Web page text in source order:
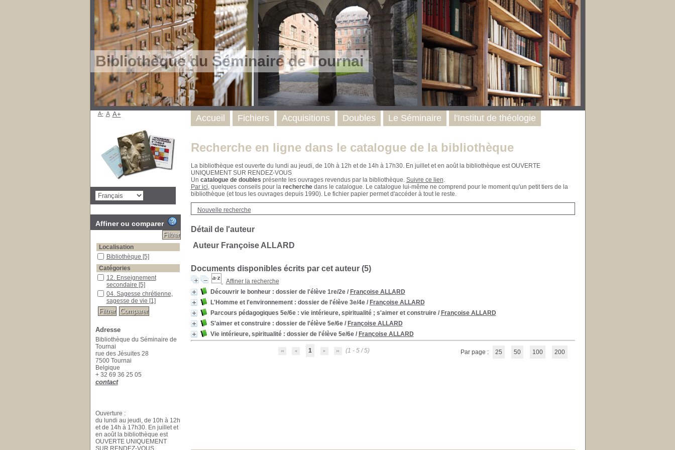
Bibliothèque du Séminaire de Tournai
Recherche en ligne dans le catalogue de la bibliothèque
La bibliothèque est ouverte du lundi au jeudi, de 10h à 12h et de 14h à 17h30. En juillet et en août la bibliothèque est OUVERTE
UNIQUEMENT SUR RENDEZ-VOUS
Un catalogue de doubles présente les ouvrages revendus par la bibliothèque. Suivre ce lien.
Par ici, quelques conseils pour la recherchedans le catalogue. Le catalogue lui-même ne comprend pour le moment qu'un petit tiers de la
bibliothèque (et tous les ouvrages depuis 1990). Le fichier papier permet d'accéder à tout le reste.
Nouvelle recherche
Détail de l'auteur
Auteur Françoise ALLARD
Documents disponibles écrits par cet auteur (5)
Affiner la recherche
Découvrir le bonheur : dossier de l'élève 1re/2e/ Françoise ALLARD
L'Homme et l'environnement : dossier de l'élève 3e/4e/ Françoise ALLARD
Parcours pédagogiques 5e/6e : vie intérieure, spiritualité ; s'aimer et construire/ Françoise ALLARD
S'aimer et construire: dossier de l'élève 5e/6e/ Françoise ALLARD
Vie intérieure, spiritualité : dossier de l'élève 5e/6e/ Françoise ALLARD
1 (1 - 5 / 5) Par page : 25 50 100 200
Accueil Fichiers Acquisitions Doubles Le Séminaire l'Institut de théologie
A- A A+
Affiner ou comparer
Localisation
Bibliothèque [5]
Catégories
12. Enseignement
secondaire [5]
04. Sagesse chrétienne,
sagesse de vie [1]
Adresse
Bibliothèque du Séminaire de
Tournai
rue des Jésuites 28
7500 Tournai
Belgique
+ 32 69 36 25 05
contact
Ouverture :
du lundi au jeudi, de 10h à 12h
et de 14h à 17h30. En juillet et
en août la bibliothèque est
OUVERTE UNIQUEMENT
SUR RENDEZ-VOUS.